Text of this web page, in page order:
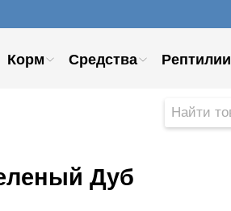
Корм Средства Рептилии
Дуб